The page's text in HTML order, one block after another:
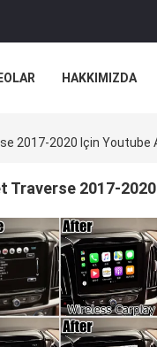
HAKKIMIZDA
2017-2020 Için
Traverse 2017-